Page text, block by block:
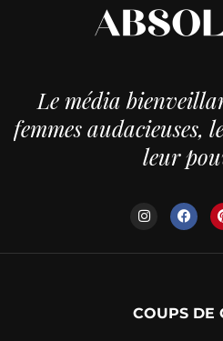
Le média
femmes audacieuses,
leur
COUPS DE